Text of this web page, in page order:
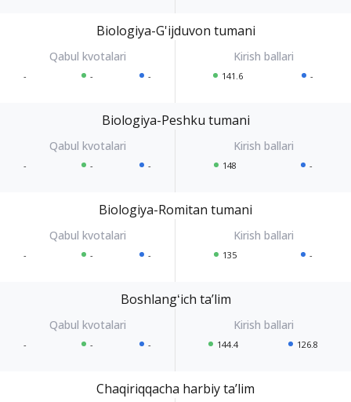
Biologiya-G'ijduvon tumani
- - - 141.6 -
Biologiya-Peshku tumani
- - - 148 -
Biologiya-Romitan tumani
- - - 135 -
Boshlangʻich taʼlim
- - - 144.4 126.8
Chaqiriqqacha harbiy taʼlim